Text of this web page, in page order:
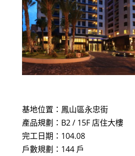
基地位置：鳳山區永忠街
產品規劃：B2 / 15F 店住大樓
完工日期：104.08
戶數規劃：144 戶